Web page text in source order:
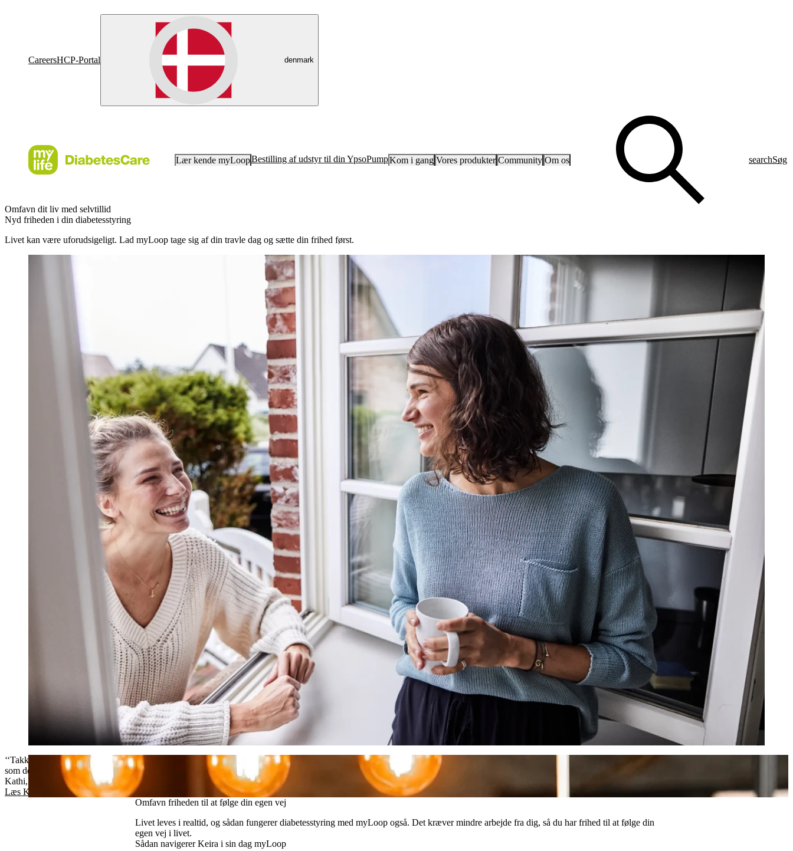
CareersHCP-Portal denmark
Lær kende myLoopBestilling af udstyr til din YpsoPumpKom i gang Vores produkter Community Om os searchSøg
Omfavn dit liv med selvtillid
Nyd friheden i din diabetesstyring
Livet kan være uforudsigeligt. Lad myLoop tage sig af din travle dag og sætte din frihed først.
‘‘Takket være myLoop kan jeg fokusere på de vigtige ting i livet og stole på, at min diabetesstyring kører,
som den skal.’’
Kathi, 21, da hun fik diagnosen
Læs Kathis historie
Omfavn friheden til at følge din egen vej
Livet leves i realtid, og sådan fungerer diabetesstyring med myLoop også. Det kræver mindre arbejde fra dig, så du har frihed til at følge din
egen vej i livet.
Sådan navigerer Keira i sin dag myLoop